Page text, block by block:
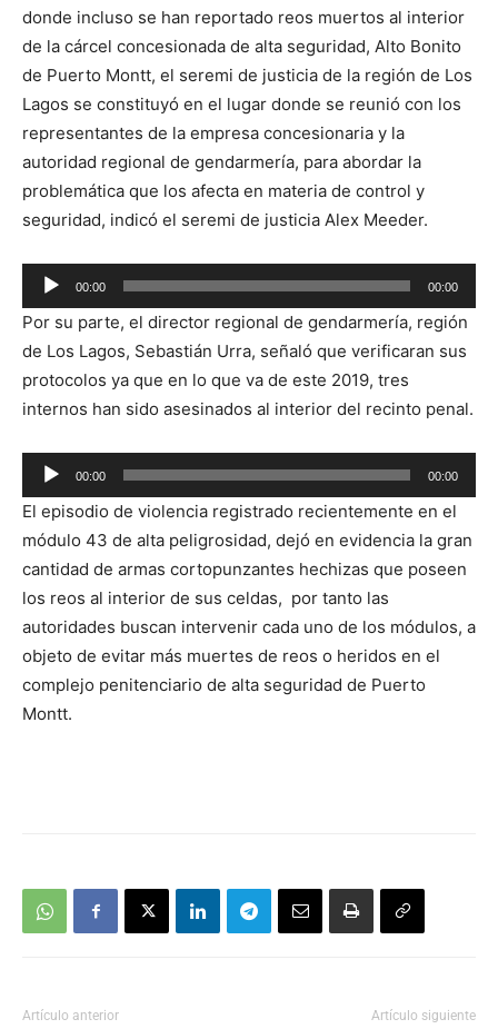
donde incluso se han reportado reos muertos al interior
de la cárcel concesionada de alta seguridad, Alto Bonito
de Puerto Montt, el seremi de justicia de la región de Los
Lagos se constituyó en el lugar donde se reunió con los
representantes de la empresa concesionaria y la
autoridad regional de gendarmería, para abordar la
problemática que los afecta en materia de control y
seguridad, indicó el seremi de justicia Alex Meeder.
Reproductor
de
audio
00:00 00:00
Por su parte, el director regional de gendarmería, región
de Los Lagos, Sebastián Urra, señaló que verificaran sus
protocolos ya que en lo que va de este 2019, tres
internos han sido asesinados al interior del recinto penal.
Reproductor
de
audio
00:00 00:00
El episodio de violencia registrado recientemente en el
módulo 43 de alta peligrosidad, dejó en evidencia la gran
cantidad de armas cortopunzantes hechizas que poseen
los reos al interior de sus celdas, por tanto las
autoridades buscan intervenir cada uno de los módulos, a
objeto de evitar más muertes de reos o heridos en el
complejo penitenciario de alta seguridad de Puerto
Montt.
Artículo anterior Artículo siguiente